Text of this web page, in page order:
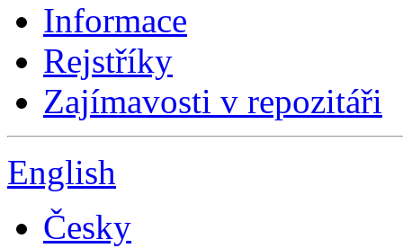
Informace
Rejstříky
Zajímavosti v repozitáři
English
Česky